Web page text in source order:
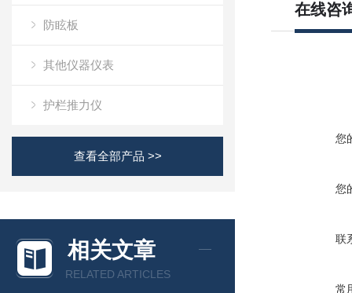
防眩板
其他仪器仪表
护栏推力仪
查看全部产品 >>
相关文章
RELATED ARTICLES
在线咨
您
您
联
常